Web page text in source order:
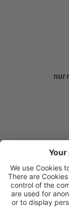
nur
Mitterweg 5,